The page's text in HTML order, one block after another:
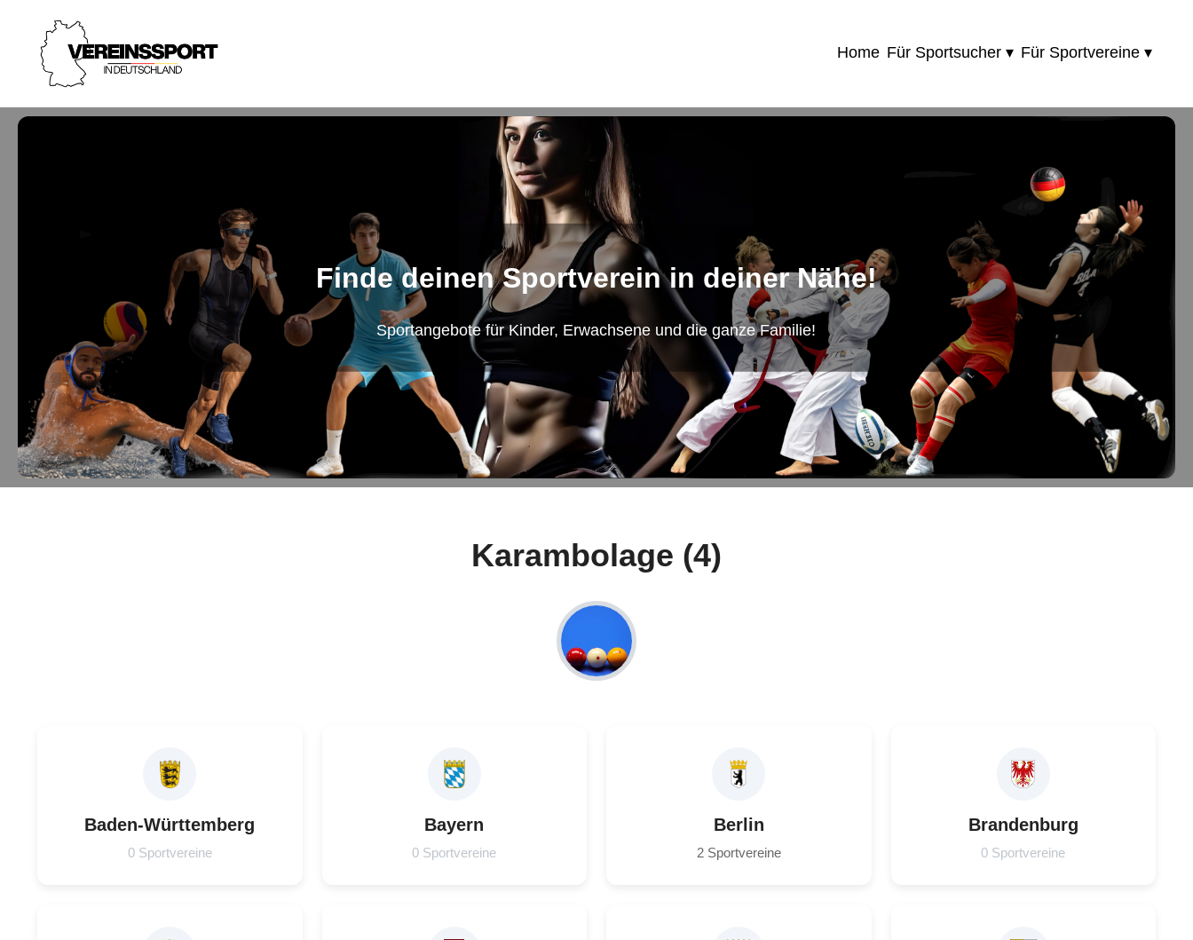
Home Für Sportsucher ▾ Für Sportvereine ▾
Finde deinen Sportverein in deiner Nähe!
Sportangebote für Kinder, Erwachsene und die ganze Familie!
Karambolage (4)
Baden-Württemberg
0 Sportvereine
Bayern
0 Sportvereine
Berlin
2 Sportvereine
Brandenburg
0 Sportvereine